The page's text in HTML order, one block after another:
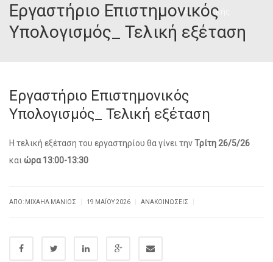
Εργαστήριο Επιστημονικός
Υπολογισμός_ Τελική εξέταση
Εργαστήριο Επιστημονικός
Υπολογισμός_ Τελική εξέταση
Η τελική εξέταση του εργαστηρίου θα γίνει τηνΤρίτη 26/5/26
και ώρα 13:00-13:30
ΑΠΌ: ΜΙΧΑΉΛ ΜΑΝΙΌΣ 19 ΜΑΪ́ΟΥ 2026 ΑΝΑΚΟΙΝΏΣΕΙΣ